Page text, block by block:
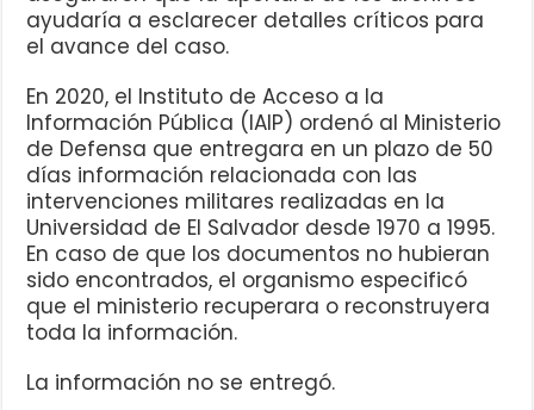
ayudaría a esclarecer detalles críticos para
el avance del caso.
En 2020, el Instituto de Acceso a la
Información Pública (IAIP) ordenó al Ministerio
de Defensa que entregara en un plazo de 50
días información relacionada con las
intervenciones militares realizadas en la
Universidad de El Salvador desde 1970 a 1995.
En caso de que los documentos no hubieran
sido encontrados, el organismo especificó
que el ministerio recuperara o reconstruyera
toda la información.
La información no se entregó.